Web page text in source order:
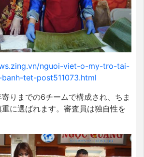
nguoi-viet-o-my-tro-tai-
tet-post511073.html
りまでの6チームで構成され、ちま
に選ばれます。審査員は独自性を